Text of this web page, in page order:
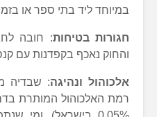
במיוחד ליד בתי ספר או
חגורות בטיחות: חובה
והחוק נאכף בקפדנות עם
אלכוהול ונהיגה: שבדיה